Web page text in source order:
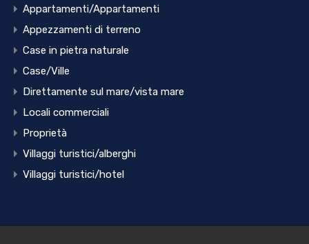
Appartamenti/Appartamenti
Appezzamenti di terreno
Case in pietra naturale
Case/Ville
Direttamente sul mare/vista mare
Locali commerciali
Proprietà
Villaggi turistici/alberghi
Villaggi turistici/hotel